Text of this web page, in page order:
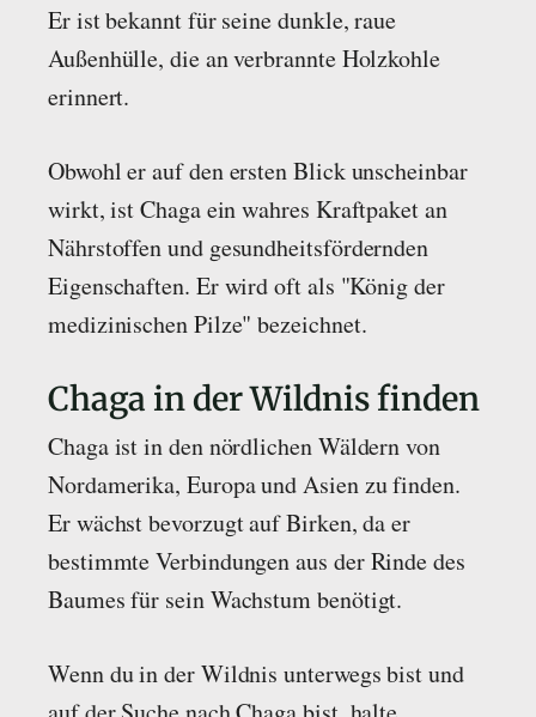
Er ist bekannt für seine dunkle, raue
Außenhülle, die an verbrannte Holzkohle
erinnert.
Obwohl er auf den ersten Blick unscheinbar
wirkt, ist Chaga ein wahres Kraftpaket an
Nährstoffen und gesundheitsfördernden
Eigenschaften. Er wird oft als "König der
medizinischen Pilze" bezeichnet.
Chaga in der Wildnis finden
Chaga ist in den nördlichen Wäldern von
Nordamerika, Europa und Asien zu finden.
Er wächst bevorzugt auf Birken, da er
bestimmte Verbindungen aus der Rinde des
Baumes für sein Wachstum benötigt.
Wenn du in der Wildnis unterwegs bist und